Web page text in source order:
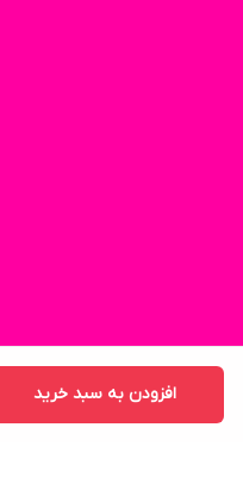
افزودن به سبد خرید